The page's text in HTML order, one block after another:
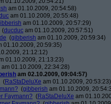
am 01.10.2009, 20:54:58)
am 01.10.2009, 20:55:48)
am 01.10.2009, 20:57:29)
(ducduc am 01.10.2009, 20:57:51)
(gibberish am 01.10.2009, 20:59:34)
01.10.2009, 20:59:35)
21:12:12)
01.10.2009, 21:13:23)
am 01.10.2009, 22:34:28)
am 02.10.2009, 09:04:57)
(RaStaDeluXe am 01.10.2009, 20:53:23)
(gibberish am 01.10.2009,
Faymann? (RaStaDeluXe am